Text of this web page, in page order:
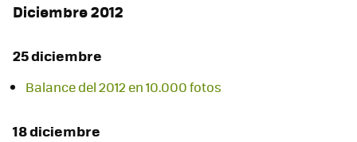
Diciembre 2012
25 diciembre
Balance del 2012 en 10.000 fotos
18 diciembre